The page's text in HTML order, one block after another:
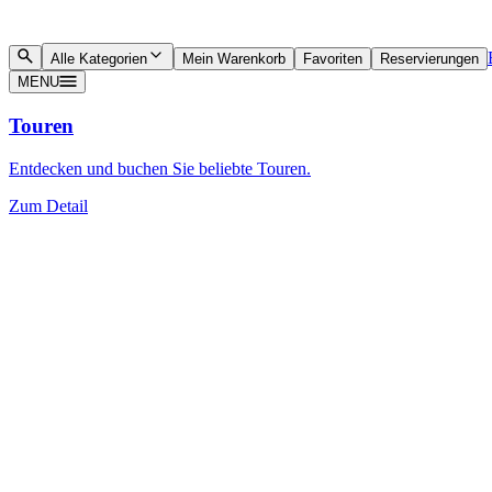
Alle Kategorien Mein Warenkorb Favoriten Reservierungen
MENU
Touren
Entdecken und buchen Sie beliebte Touren.
Zum Detail